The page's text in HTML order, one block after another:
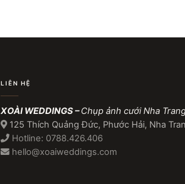
LIÊN HỆ
XOÀI WEDDINGS –Chụp ảnh cưới Nha
125 Thích Quảng Đức, Phước Hải, Nha
Hotline: 0788.426.406
hello@xoaiweddings.com